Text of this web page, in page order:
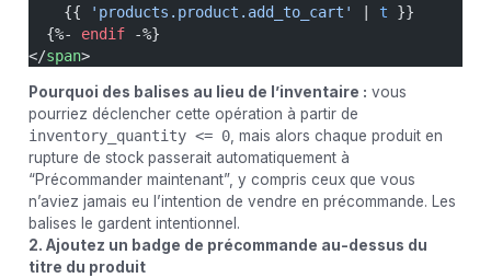
    {{
'products.product.add_to_cart' t }}
  {%-
endif -%}
</span>
Pourquoi des balises au lieu de l’inventaire : vous
pourriez déclencher cette opération à partir de
inventory_quantity <= 0, mais alors chaque produit en
rupture de stock passerait automatiquement à
“Précommander maintenant”, y compris ceux que vous
n’aviez jamais eu l’intention de vendre en précommande. Les
balises le gardent intentionnel.
2. Ajoutez un badge de précommande au-dessus du
titre du produit